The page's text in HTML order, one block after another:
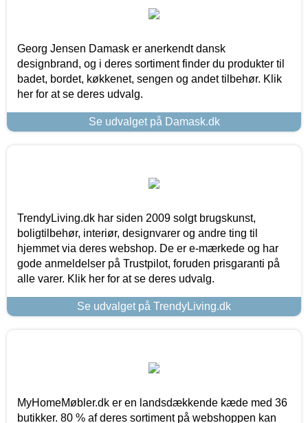
Georg Jensen Damask er anerkendt dansk
designbrand, og i deres sortiment finder du produkter til
badet, bordet, køkkenet, sengen og andet tilbehør. Klik
her for at se deres udvalg.
Se udvalget på Damask.dk
TrendyLiving.dk har siden 2009 solgt brugskunst,
boligtilbehør, interiør, designvarer og andre ting til
hjemmet via deres webshop. De er e-mærkede og har
gode anmeldelser på Trustpilot, foruden prisgaranti på
alle varer. Klik her for at se deres udvalg.
Se udvalget på TrendyLiving.dk
MyHomeMøbler.dk er en landsdækkende kæde med 36
butikker. 80 % af deres sortiment på webshoppen kan